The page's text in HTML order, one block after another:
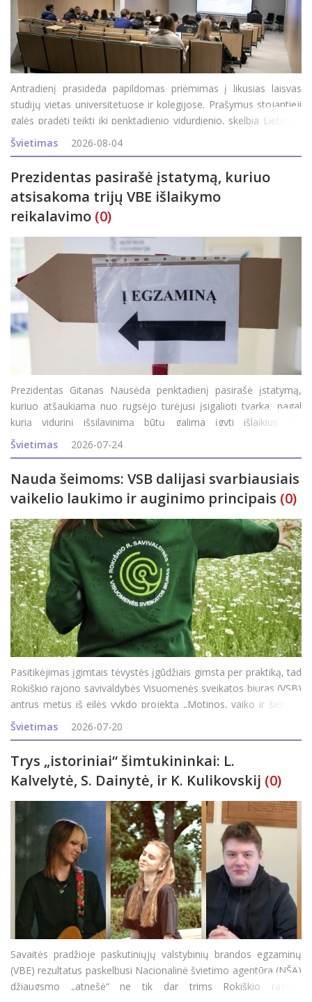
Antradienį prasideda papildomas priėmimas į likusias laisvas
studijų vietas universitetuose ir kolegijose. Prašymus stojantieji
galės pradėti teikti iki penktadienio vidurdienio, skelbia Lietuvos
aukštųjų mokyklų asociacija bendrajam priėmimui organizuoti
(LAMABPO). Į valstybės finan
Švietimas 2026-08-04
Prezidentas pasirašė įstatymą, kuriuo
atsisakoma trijų VBE išlaikymo
reikalavimo (0)
Prezidentas Gitanas Nausėda penktadienį pasirašė įstatymą,
kuriuo atšaukiama nuo rugsėjo turėjusi įsigalioti tvarka, pagal
kurią vidurinį išsilavinimą būtų galima įgyti išlaikius tris
valstybinius brandos egzaminus. Apie tai penktadienį patvirtino
Prezidentūra.&nb
Švietimas 2026-07-24
Nauda šeimoms: VSB dalijasi svarbiausiais
vaikelio laukimo ir auginimo principais (0)
Pasitikėjimas įgimtais tėvystės įgūdžiais gimsta per praktiką, tad
Rokiškio rajono savivaldybės Visuomenės sveikatos biuras (VSB)
antrus metus iš eilės vykdo projektą „Motinos, vaiko ir šeimos
sveikatos stiprinimas“ ir rajono šeimas kviečia dalyvauti
programoj
Švietimas 2026-07-20
Trys „istoriniai“ šimtukininkai: L.
Kalvelytė, S. Dainytė, ir K. Kulikovskij (0)
Savaitės pradžioje paskutiniųjų valstybinių brandos egzaminų
(VBE) rezultatus paskelbusi Nacionalinė švietimo agentūra (NŠA)
džiaugsmo „atnešė“ ne tik dar trims Rokiškio rajono